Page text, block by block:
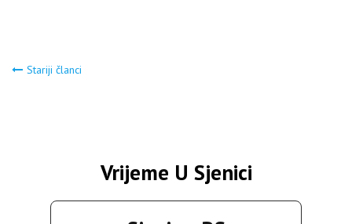
Navigacija
Stariji članci
Vrijeme U Sjenici